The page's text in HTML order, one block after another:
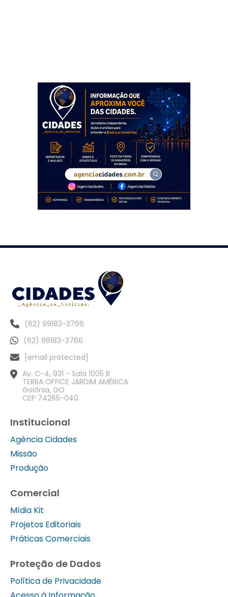
(62) 99183-3766
(62) 99183-3766
[email protected]
Av. C-4, 931 - Sala 1005 B
TERRA OFFICE JARDIM AMÉRICA
Goiânia, GO
CEP 74265-040
Institucional
Agência Cidades
Missão
Produção
Comercial
Mídia Kit
Projetos Editoriais
Práticas Comerciais
Proteção de Dados
Política de Privacidade